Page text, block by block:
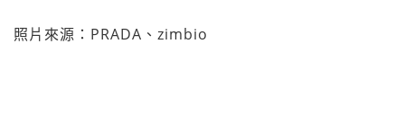
照片來源：PRADA、zimbio